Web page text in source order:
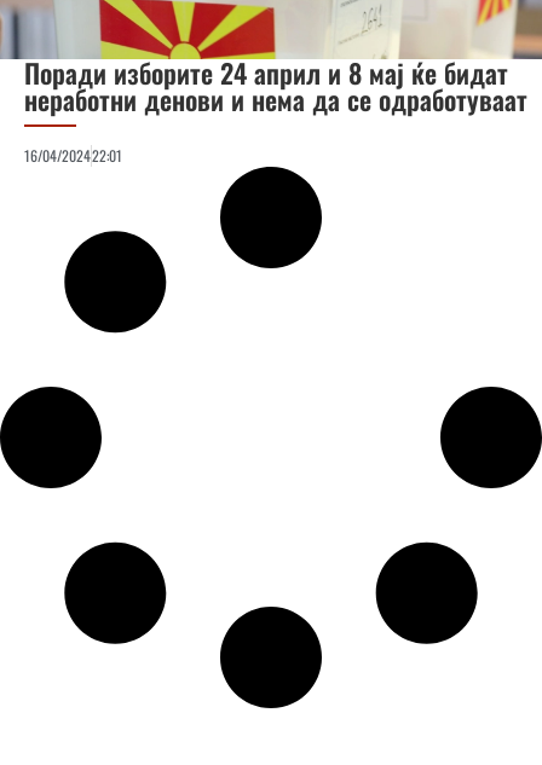
Поради изборите 24 април и 8 мај ќе бидат
неработни денови и нема да се одработуваат
16/04/202422:01